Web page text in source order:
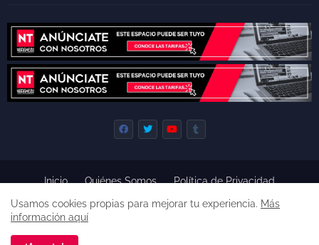
Derechos reservados, 2022 -
Inicio Quiénes Somos
Política de Privacidad
Derecho de Réplica
Términos y Condiciones de Uso
Usamos cookies propias para mejorar tu experiencia. Más
información aquí